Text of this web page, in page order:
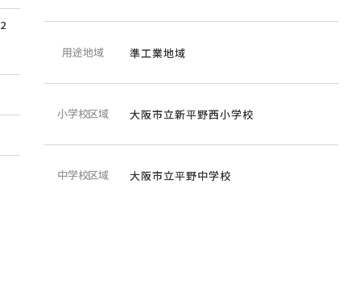
用途地域 準工業地域
小学校区域 大阪市立新平野西小学校
中学校区域 大阪市立平野中学校